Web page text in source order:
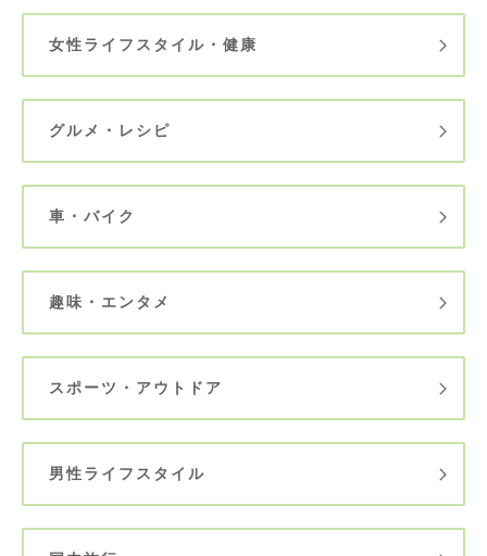
女性ライフスタイル・健康
グルメ・レシピ
車・バイク
趣味・エンタメ
スポーツ・アウトドア
男性ライフスタイル